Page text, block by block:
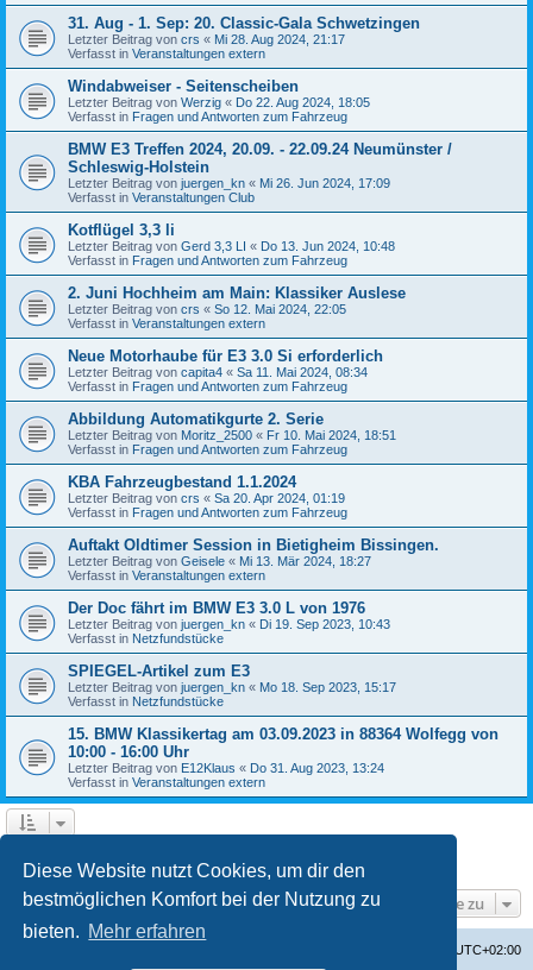
Diese Website nutzt Cookies, um dir den
bestmöglichen Komfort bei der Nutzung zu
bieten. Mehr erfahren
31. Aug - 1. Sep: 20. Classic-Gala Schwetzingen
Letzter Beitrag von crs « Mi 28. Aug 2024, 21:17
Verfasst in Veranstaltungen extern
Windabweiser - Seitenscheiben
Letzter Beitrag von Werzig « Do 22. Aug 2024, 18:05
Verfasst in Fragen und Antworten zum Fahrzeug
BMW E3 Treffen 2024, 20.09. - 22.09.24 Neumünster /
Schleswig-Holstein
Letzter Beitrag von juergen_kn « Mi 26. Jun 2024, 17:09
Verfasst in Veranstaltungen Club
Kotflügel 3,3 li
Letzter Beitrag von Gerd 3,3 LI « Do 13. Jun 2024, 10:48
Verfasst in Fragen und Antworten zum Fahrzeug
2. Juni Hochheim am Main: Klassiker Auslese
Letzter Beitrag von crs « So 12. Mai 2024, 22:05
Verfasst in Veranstaltungen extern
Neue Motorhaube für E3 3.0 Si erforderlich
Letzter Beitrag von capita4 « Sa 11. Mai 2024, 08:34
Verfasst in Fragen und Antworten zum Fahrzeug
Abbildung Automatikgurte 2. Serie
Letzter Beitrag von Moritz_2500 « Fr 10. Mai 2024, 18:51
Verfasst in Fragen und Antworten zum Fahrzeug
KBA Fahrzeugbestand 1.1.2024
Letzter Beitrag von crs « Sa 20. Apr 2024, 01:19
Verfasst in Fragen und Antworten zum Fahrzeug
Auftakt Oldtimer Session in Bietigheim Bissingen.
Letzter Beitrag von Geisele « Mi 13. Mär 2024, 18:27
Verfasst in Veranstaltungen extern
Der Doc fährt im BMW E3 3.0 L von 1976
Letzter Beitrag von juergen_kn « Di 19. Sep 2023, 10:43
Verfasst in Netzfundstücke
SPIEGEL-Artikel zum E3
Letzter Beitrag von juergen_kn « Mo 18. Sep 2023, 15:17
Verfasst in Netzfundstücke
15. BMW Klassikertag am 03.09.2023 in 88364 Wolfegg von
10:00 - 16:00 Uhr
Letzter Beitrag von E12Klaus « Do 31. Aug 2023, 13:24
Verfasst in Veranstaltungen extern
Gehe zu
UTC+02:00